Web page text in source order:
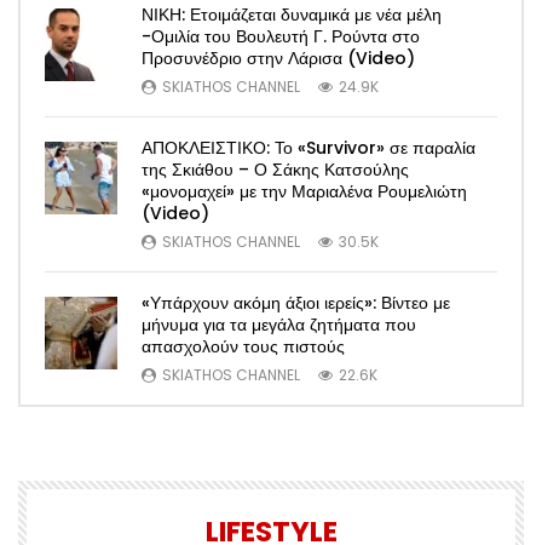
ΝΙΚΗ: Ετοιμάζεται δυναμικά με νέα μέλη
-Ομιλία του Βουλευτή Γ. Ρούντα στο
Προσυνέδριο στην Λάρισα (Video)
SKIATHOS CHANNEL 24.9K
ΑΠΟΚΛΕΙΣΤΙΚΟ: Το «Survivor» σε παραλία
της Σκιάθου – Ο Σάκης Κατσούλης
«μονομαχεί» με την Μαριαλένα Ρουμελιώτη
(Video)
SKIATHOS CHANNEL 30.5K
«Υπάρχουν ακόμη άξιοι ιερείς»: Βίντεο με
μήνυμα για τα μεγάλα ζητήματα που
απασχολούν τους πιστούς
SKIATHOS CHANNEL 22.6K
LIFESTYLE